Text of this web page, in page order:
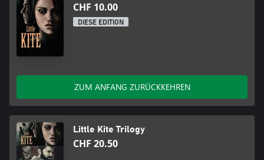
CHF 10.00
DIESE EDITION
ZUM ANFANG ZURÜCKKEHREN
Little Kite Trilogy
CHF 20.50